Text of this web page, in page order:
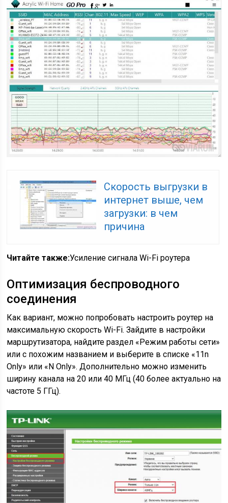
Скорость выгрузки в
интернет выше, чем
загрузки: в чем
причина
Читайте также:Усиление сигнала Wi-Fi роутера
Оптимизация беспроводного
соединения
Как вариант, можно попробовать настроить роутер на
максимальную скорость Wi-Fi. Зайдите в настройки
маршрутизатора, найдите раздел «Режим работы сети»
или с похожим названием и выберите в списке «11n
Only» или «N Only». Дополнительно можно изменить
ширину канала на 20 или 40 МГц (40 более актуально на
частоте 5 ГГц).